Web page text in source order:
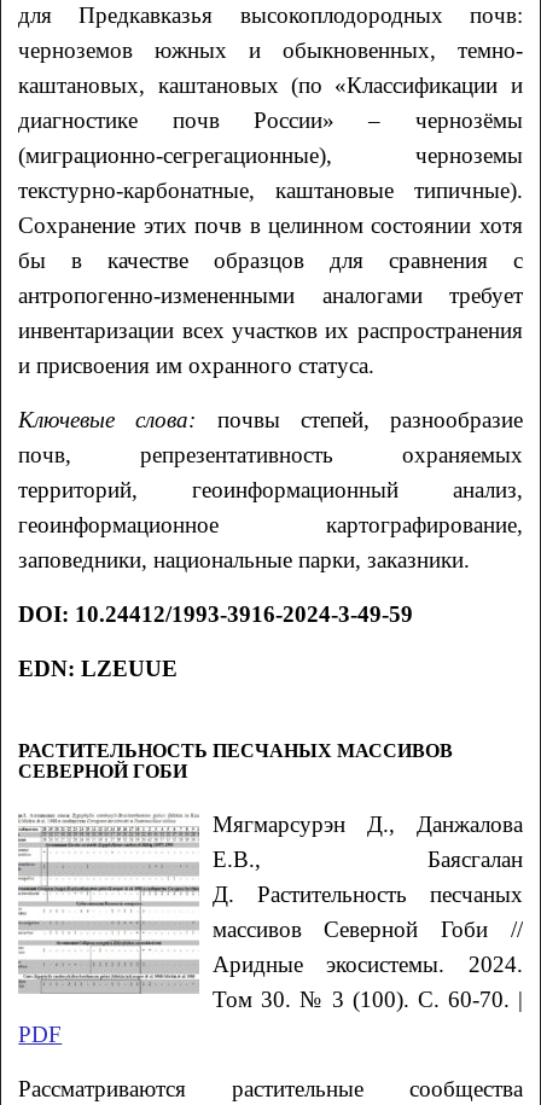
для Предкавказья высокоплодородных почв:
черноземов южных и обыкновенных, темно-
каштановых, каштановых (по «Классификации и
диагностике почв России» – чернозёмы
(миграционно-сегрегационные), черноземы
текстурно-карбонатные, каштановые типичные).
Сохранение этих почв в целинном состоянии хотя
бы в качестве образцов для сравнения с
антропогенно-измененными аналогами требует
инвентаризации всех участков их распространения
и присвоения им охранного статуса.
Ключевые слова: почвы степей, разнообразие
почв, репрезентативность охраняемых
территорий, геоинформационный анализ,
геоинформационное картографирование,
заповедники, национальные парки, заказники.
DOI: 10.24412/1993-3916-2024-3-49-59
EDN: LZEUUE
РАСТИТЕЛЬНОСТЬ ПЕСЧАНЫХ МАССИВОВ
СЕВЕРНОЙ ГОБИ
Мягмарсурэн Д., Данжалова
Е.В., Баясгалан
Д. Растительность песчаных
массивов Северной Гоби //
Аридные экосистемы. 2024.
Том 30. № 3 (100). С. 60-70. |
PDF
Рассматриваются растительные сообщества